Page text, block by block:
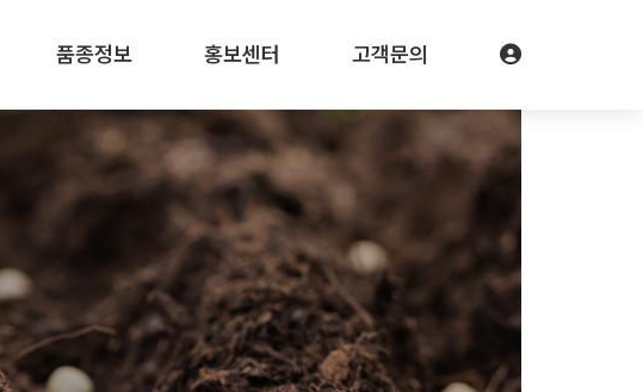
품종정보 홍보센터 고객문의